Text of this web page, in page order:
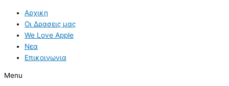
content
Αρχικη
Οι Δρασεις μας
We Love Apple
Νεα
Επικοινωνια
Menu